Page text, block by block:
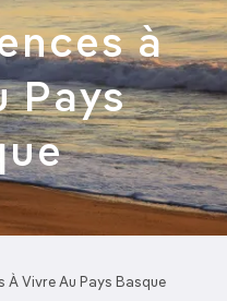
à
Pays
À Vivre Au Pays Basque